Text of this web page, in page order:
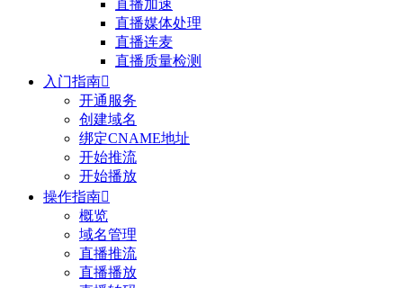
直播加速
直播媒体处理
直播连麦
直播质量检测
入门指南
开通服务
创建域名
绑定CNAME地址
开始推流
开始播放
操作指南
概览
域名管理
直播推流
直播播放